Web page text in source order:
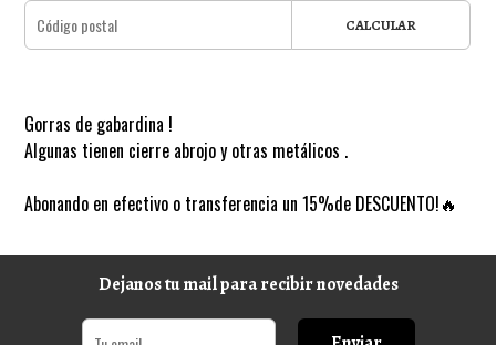
CALCULAR
Gorras de gabardina !
Algunas tienen cierre abrojo y otras metálicos .
Abonando en efectivo o transferencia un 15%de DESCUENTO!🔥
Dejanos tu mail para recibir novedades